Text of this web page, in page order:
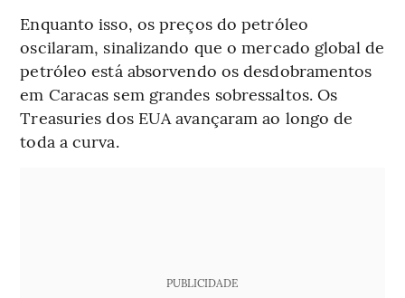
Enquanto isso, os preços do petróleo
oscilaram, sinalizando que o mercado global de
petróleo está absorvendo os desdobramentos
em Caracas sem grandes sobressaltos. Os
Treasuries dos EUA avançaram ao longo de
toda a curva.
PUBLICIDADE